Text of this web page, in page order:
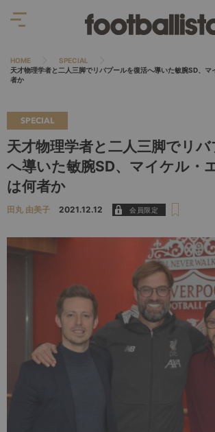
HOME
SPECIAL
天才物理学者と二人三脚でリバプールを復活へ導いた敏腕SD、マ
者か
SPECIAL
天才物理学者と二人三脚でリ
へ導いた敏腕SD、マイケル・
は何者か
田丸 由美子 2021.12.12